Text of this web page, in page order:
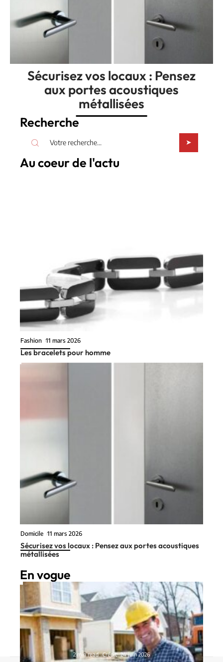
Sécurisez vos locaux : Pensez
aux portes acoustiques
métallisées
Recherche
Au coeur de l'actu
Fashion 11 mars 2026
Les bracelets pour homme
Domicile 11 mars 2026
Sécurisez vos locaux : Pensez aux portes acoustiques
métallisées
En vogue
2 min read Crédit 24 juin 2026